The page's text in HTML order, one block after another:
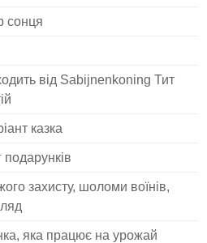
сонця
від Sabijnenkoning Тит
казка
подарунків
захисту, шоломи воїнів,
яка працює на урожай